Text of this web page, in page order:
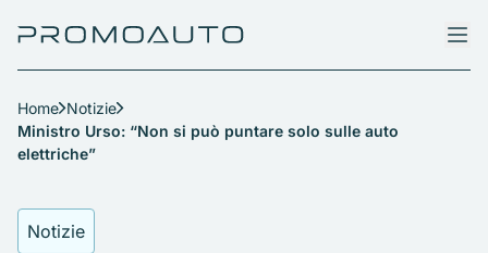
Home Notizie
Ministro Urso: “Non si può puntare solo sulle auto
elettriche”
Notizie